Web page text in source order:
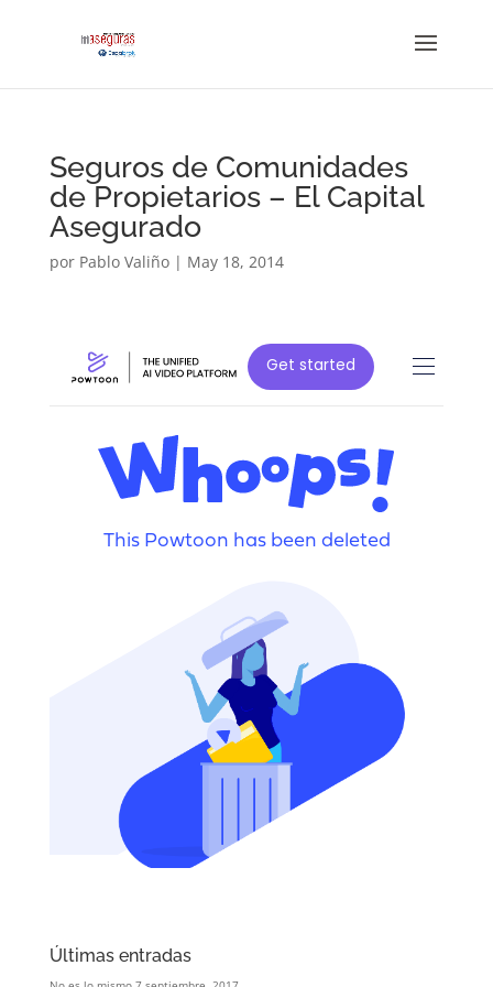
Seguros de Comunidades
de Propietarios – El Capital
Asegurado
por Pablo Valiño| May 18, 2014
Últimas entradas